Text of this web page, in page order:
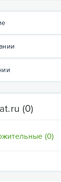
(0)
(0)